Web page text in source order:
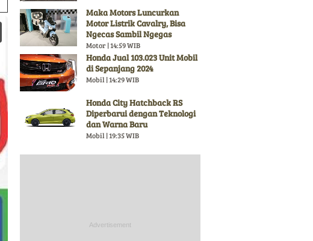
Maka Motors Luncurkan
Motor Listrik Cavalry, Bisa
Ngecas Sambil Ngegas
Motor | 14:59 WIB
Honda Jual 103.023 Unit Mobil
di Sepanjang 2024
Mobil | 14:29 WIB
Honda City Hatchback RS
Diperbarui dengan Teknologi
dan Warna Baru
Mobil | 19:35 WIB